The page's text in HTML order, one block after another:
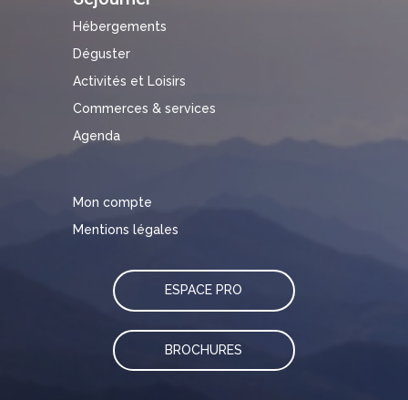
Hébergements
Déguster
Activités et Loisirs
Commerces & services
Agenda
Mon compte
Mentions légales
ESPACE PRO
BROCHURES